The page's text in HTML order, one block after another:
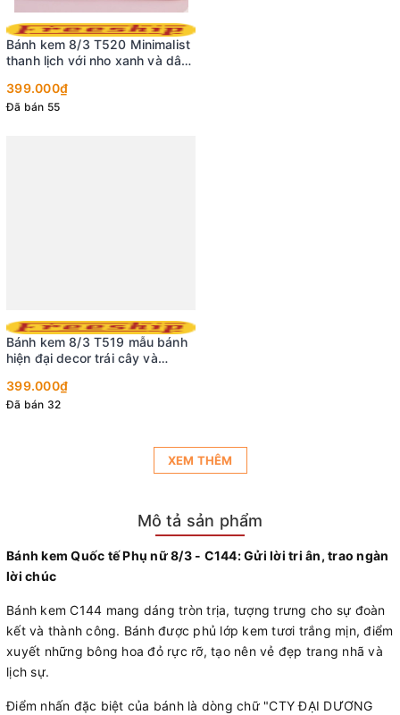
Bánh kem 8/3 T520 Minimalist
thanh lịch với nho xanh và dâu
399.000₫
Đã bán 55
Bánh kem 8/3 T519 mẫu bánh
hiện đại decor trái cây và
399.000₫
Đã bán 32
XEM THÊM
Mô tả sản phẩm
Bánh kem Quốc tế Phụ nữ 8/3 - C144: Gửi lời tri ân, trao ngàn
lời chúc
Bánh kem C144 mang dáng tròn trịa, tượng trưng cho sự đoàn
kết và thành công. Bánh được phủ lớp kem tươi trắng mịn, điểm
xuyết những bông hoa đỏ rực rỡ, tạo nên vẻ đẹp trang nhã và
lịch sự.
Điểm nhấn đặc biệt của bánh là dòng chữ "CTY ĐẠI DƯƠNG